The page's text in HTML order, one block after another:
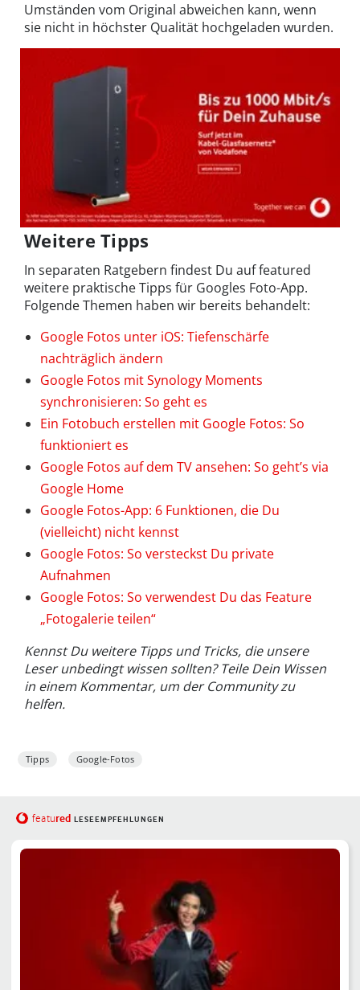
Umständen vom Original abweichen kann, wenn
sie nicht in höchster Qualität hochgeladen wurden.
Weitere Tipps
In separaten Ratgebern findest Du auf featured
weitere praktische Tipps für Googles Foto-App.
Folgende Themen haben wir bereits behandelt:
Google Fotos unter iOS: Tiefenschärfe
nachträglich ändern
Google Fotos mit Synology Moments
synchronisieren: So geht es
Ein Fotobuch erstellen mit Google Fotos: So
funktioniert es
Google Fotos auf dem TV ansehen: So geht’s via
Google Home
Google Fotos-App: 6 Funktionen, die Du
(vielleicht) nicht kennst
Google Fotos: So versteckst Du private
Aufnahmen
Google Fotos: So verwendest Du das Feature
„Fotogalerie teilen“
Kennst Du weitere Tipps und Tricks, die unsere
Leser unbedingt wissen sollten? Teile Dein Wissen
in einem Kommentar, um der Community zu
helfen.
Tipps Google-Fotos
featured LESEEMPFEHLUNGEN